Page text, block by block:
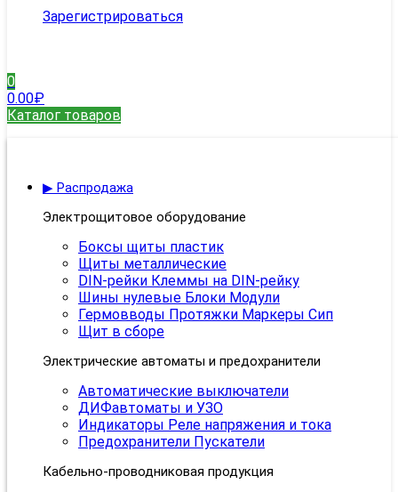
Зарегистрироваться
0
0.00₽
Каталог товаров
▶ Распродажа
Электрощитовое оборудование
Боксы щиты пластик
Щиты металлические
DIN-рейки Клеммы на DIN-рейку
Шины нулевые Блоки Модули
Гермовводы Протяжки Маркеры Сип
Щит в сборе
Электрические автоматы и предохранители
Автоматические выключатели
ДИФавтоматы и УЗО
Индикаторы Реле напряжения и тока
Предохранители Пускатели
Кабельно-проводниковая продукция